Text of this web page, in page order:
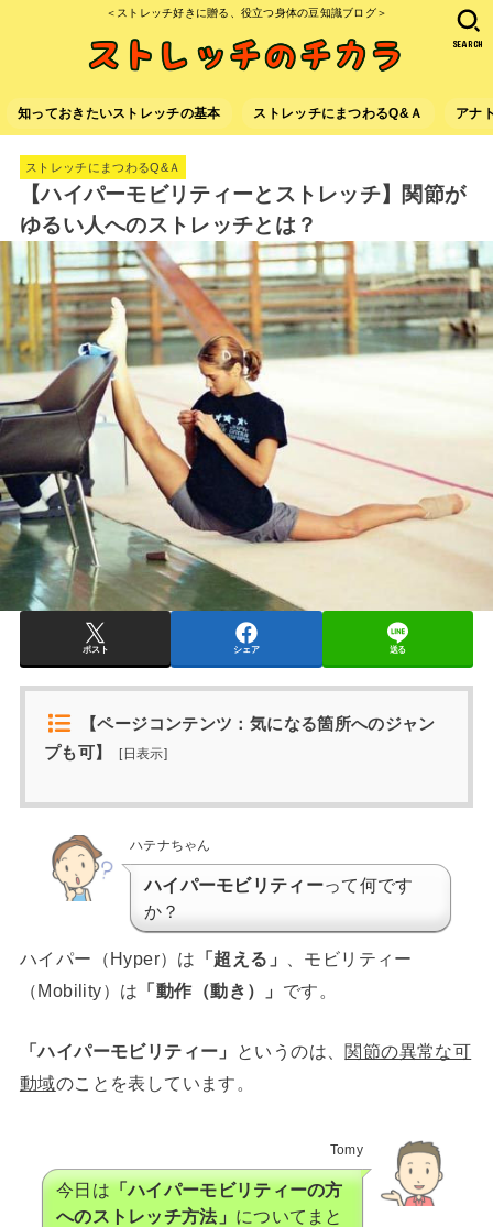
＜ストレッチ好きに贈る、役立つ身体の豆知識ブログ＞
知っておきたいストレッチの基本 ストレッチにまつわるQ&Ａ アナ
SEARCH
ストレッチにまつわるQ&Ａ
【ハイパーモビリティーとストレッチ】関節が
ゆるい人へのストレッチとは？
ポスト シェア 送る
【ページコンテンツ：気になる箇所へのジャン
プも可】
[日表示]
ハテナちゃん
ハイパーモビリティーって何です
か？
ハイパー（Hyper）は 「超える」
、モビリティー
（Mobility）は 「動作（動き）」 です。
「ハイパーモビリティー」 というのは、 関節の異常な可
動域のことを表しています。
Tomy
今日は「ハイパーモビリティーの方
へのストレッチ方法」 についてまと